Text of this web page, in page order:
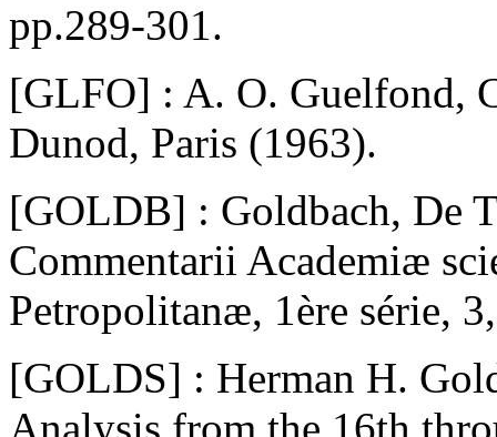
pp.289-301.
[GLFO] : A. O. Guelfond,
Dunod, Paris (1963).
[GOLDB] : Goldbach, De
Commentarii Academiæ
Petropolitanæ, 1ère série,
[GOLDS] : Herman H.